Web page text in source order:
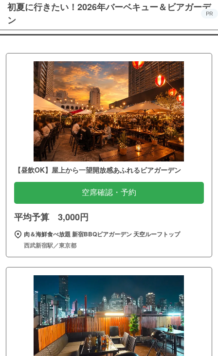
初夏に行きたい！2026年バーベキュー＆ビアガーデ
ン
PR
【昼飲OK】屋上から一望開放感あふれるビアガーデン
空席確認・予約
平均予算 3,000円
肉＆海鮮食べ放題 新宿BBQビアガーデン 天空ルーフトップ
西武新宿駅／東京都